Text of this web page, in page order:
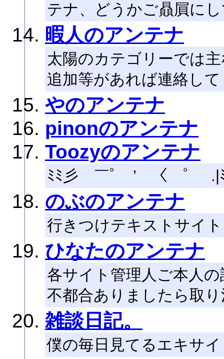
テナ、どうかご贔屓に
暇人のアンテナ
太陽のカテゴリーでは
追加等があれば連絡し
やのアンテナ
pinonのアンテナ
Toozyのアンテナ
ﾐﾐ彡 ￣ﾟ￣’ 〈￣ﾟ￣
のぶのアンテナ
行きつけテキストサイ
ひなたのアンテナ
各サイト管理人ご本人
不都合ありましたら取
雑談日記。
僕の毎日見てるエキサ